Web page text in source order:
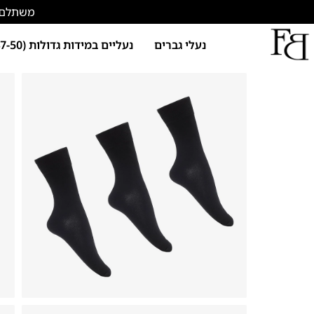
משתלם
נעלי גברים נעליים במידות גדולות (47-50)